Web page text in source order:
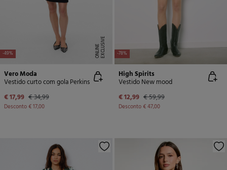
-49% E
X
C
L
U
SI
V
E
O
N
LI
N
E
Vero Moda
Vestido curto com gola Perkins
€ 17,99 € 34,99
Desconto€ 17,00
-78%
High Spirits
Vestido New mood
€ 12,99 € 59,99
Desconto€ 47,00